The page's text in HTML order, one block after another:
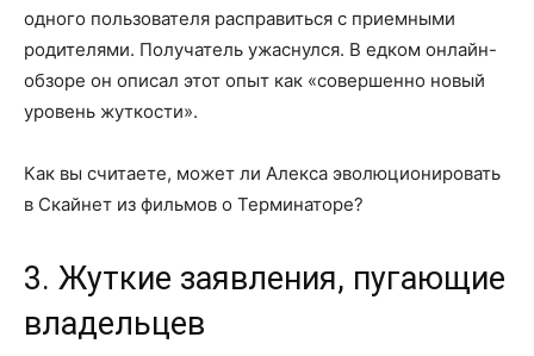
одного пользователя расправиться с приемными
родителями. Получатель ужаснулся. В едком онлайн-
обзоре он описал этот опыт как «совершенно новый
уровень жуткости».
Как вы считаете, может ли Алекса эволюционировать
в Скайнет из фильмов о Терминаторе?
3. Жуткие заявления, пугающие
владельцев